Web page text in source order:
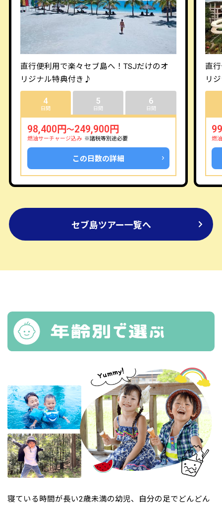
直行便利用で楽々セブ島へ！TSJだけのオ
リジナル特典付き♪
4
日間
5
日間
6
日間
98,400円 ～249,900円
燃油サーチャージ込み ※諸税等別途必要
この日数の詳細
直
リ
燃
セブ島ツアー一覧へ
寝ている時間が長い2歳未満の幼児、自分の足でどんどん